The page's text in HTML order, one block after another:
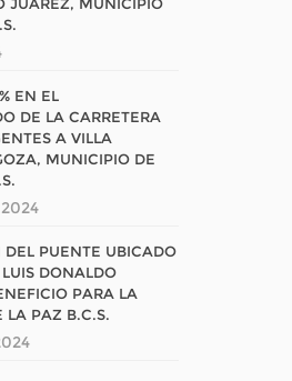
EN EL
DE LA CARRETERA
A VILLA
MUNICIPIO DE
PUENTE UBICADO
DONALDO
PARA LA
LA PAZ B.C.S.